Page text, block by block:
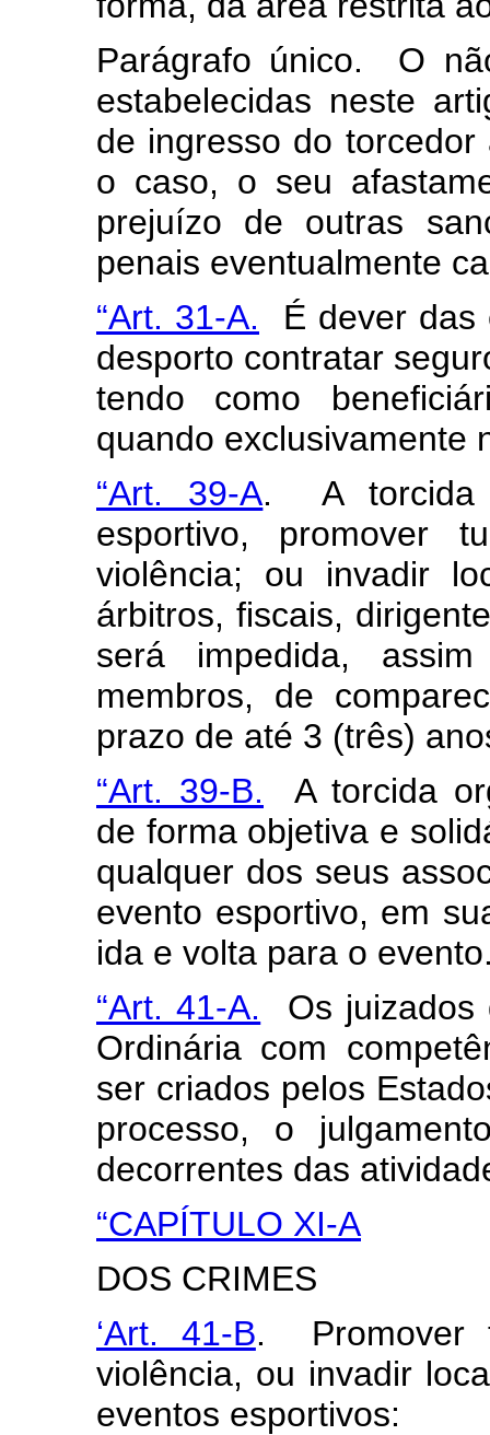
Parágrafo único. O
estabelecidas neste
de ingresso do
o caso, o seu
prejuízo de outras
penais eventualmente
“Art. 31-A. É dever das
desporto contratar
tendo como
quando exclusivamente
“Art. 39-A. A torcida
esportivo, promover
violência; ou invadir
árbitros, fiscais,
será impedida,
membros, de
prazo de até 3 (três)
“Art. 39-B. A torcida
de forma objetiva e
qualquer dos seus
evento esportivo, em
ida e volta para o
“Art. 41-A. Os juizados
Ordinária com
ser criados pelos
processo, o
decorrentes das
“CAPÍTULO XI-A
DOS CRIMES
‘Art. 41-B. Promover
violência, ou invadir
eventos esportivos: